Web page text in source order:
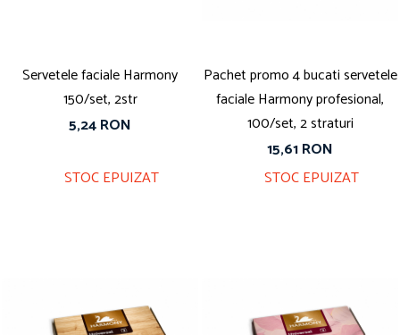
Servetele faciale Harmony
150/set, 2str
5,24 RON
STOC EPUIZAT
Pachet promo 4 bucati servetele
faciale Harmony profesional,
100/set, 2 straturi
15,61 RON
STOC EPUIZAT